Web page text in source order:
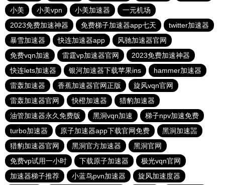
小美
小美vpn 小美加速器
一元机场
2023免费加速神器
免费梯子加速器app七天
twitter加速器
暴雪加速器
快连加速器app
风驰加速器官网
免费vqn加速
雷霆vp加速器官网
2023免费加速神器
快连lets加速器
银河加速器下载苹果ins
hammer加速器
雷轰加速器
香蕉加速器官网正版
旋风vqn官网
雷轰加速器官网
快橙加速器
猎豹加速器
油管加速器永久免费版
黑洞vqn加速
梯子npv加速免费
turbo加速器
原子加速器app下载官网免费
黑洞加速噐
猎豹加速器官网
黑洞官方加速器
黑洞官网
免费vp试用一小时
下载原子加速器
极光vqn官网
加速器梯子推荐
小蓝鸟pvn加速器 旋风加速度器